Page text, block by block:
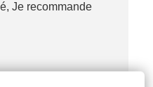
Je recommande